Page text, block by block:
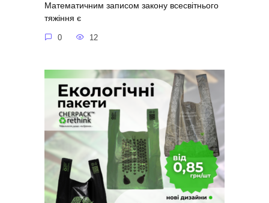
Математичним записом закону всесвітнього
тяжіння є
0 12